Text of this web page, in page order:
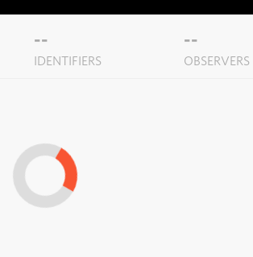
--
IDENTIFIERS
--
OBSERVERS